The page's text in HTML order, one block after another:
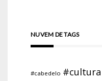
NUVEM DE TAGS
#cabedelo #cultura